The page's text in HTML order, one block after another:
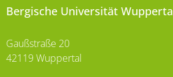
Bergische Universität
Gaußstraße 20
42119 Wuppertal